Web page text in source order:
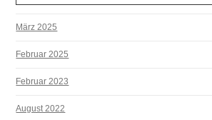
März 2025
Februar 2025
Februar 2023
August 2022